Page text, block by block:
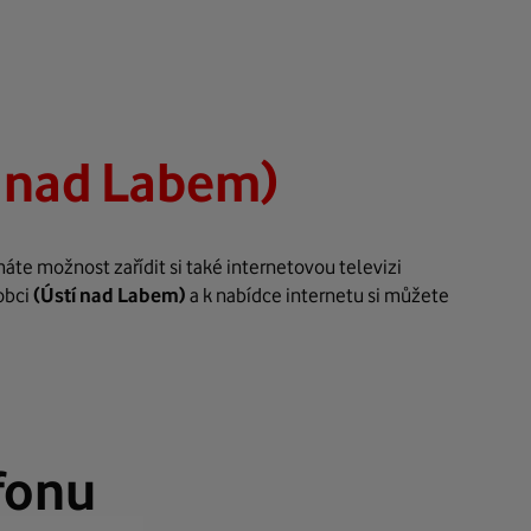
Labem)
možnost zařídit si také internetovou televizi
(Ústí nad Labem) a k nabídce internetu si můžete